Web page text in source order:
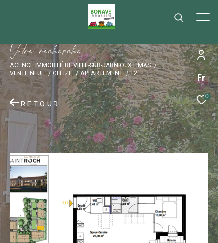
Fr
0
Votre recherche
AGENCE IMMOBILIÈRE VILLE-SUR-JARNIOUX LIMAS
VENTE NEUF
GLEIZE APPARTEMENT T2
RETOUR